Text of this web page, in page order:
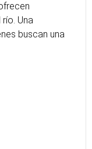
Una
buscan una